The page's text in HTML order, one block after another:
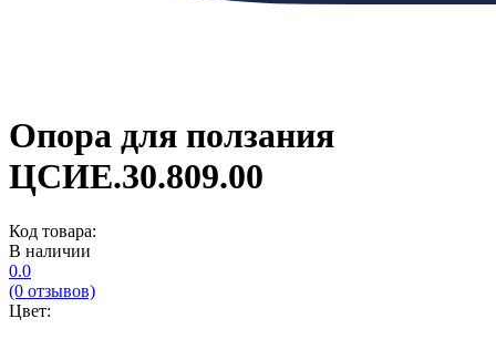
Опора для ползания
ЦСИЕ.30.809.00
Код товара:
В наличии
0.0
(0 отзывов)
Цвет: